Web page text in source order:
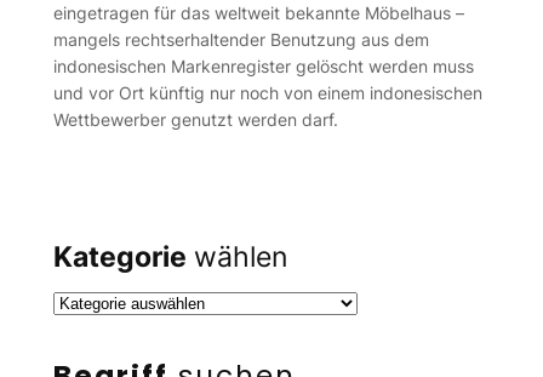
eingetragen für das weltweit bekannte Möbelhaus –
mangels rechtserhaltender Benutzung aus dem
indonesischen Markenregister gelöscht werden muss
und vor Ort künftig nur noch von einem indonesischen
Wettbewerber genutzt werden darf.
Kategorie wählen